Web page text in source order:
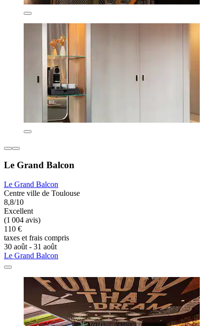
Le Grand Balcon
Le Grand Balcon
Centre ville de Toulouse
8,8/10
Excellent
(1 004 avis)
110 €
taxes et frais compris
30 août - 31 août
Le Grand Balcon